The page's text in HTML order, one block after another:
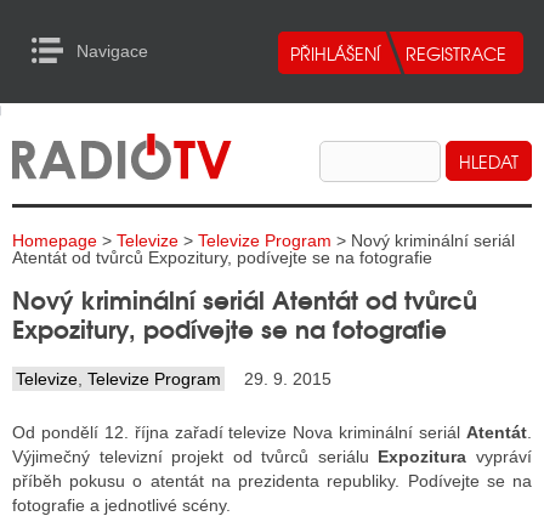
Navigace
RADIA
TELEVIZE
INTERNET
TISK
RADIA
RÁDIÍ
RÁDIÍ
to Content
Homepage > Televize > Televize Program > Nový kriminální seriál
Atentát od tvůrců Expozitury, podívejte se na fotografie
Nový kriminální seriál Atentát od tvůrců
Expozitury, podívejte se na fotografie
Televize Televize Program 29. 9. 2015
Od pondělí 12. října zařadí televize Nova kriminální seriál Atentát
Výjimečný televizní projekt od tvůrců seriálu Expozitura vypráví
příběh pokusu o atentát na prezidenta republiky. Podívejte se na
fotografie a jednotlivé scény.